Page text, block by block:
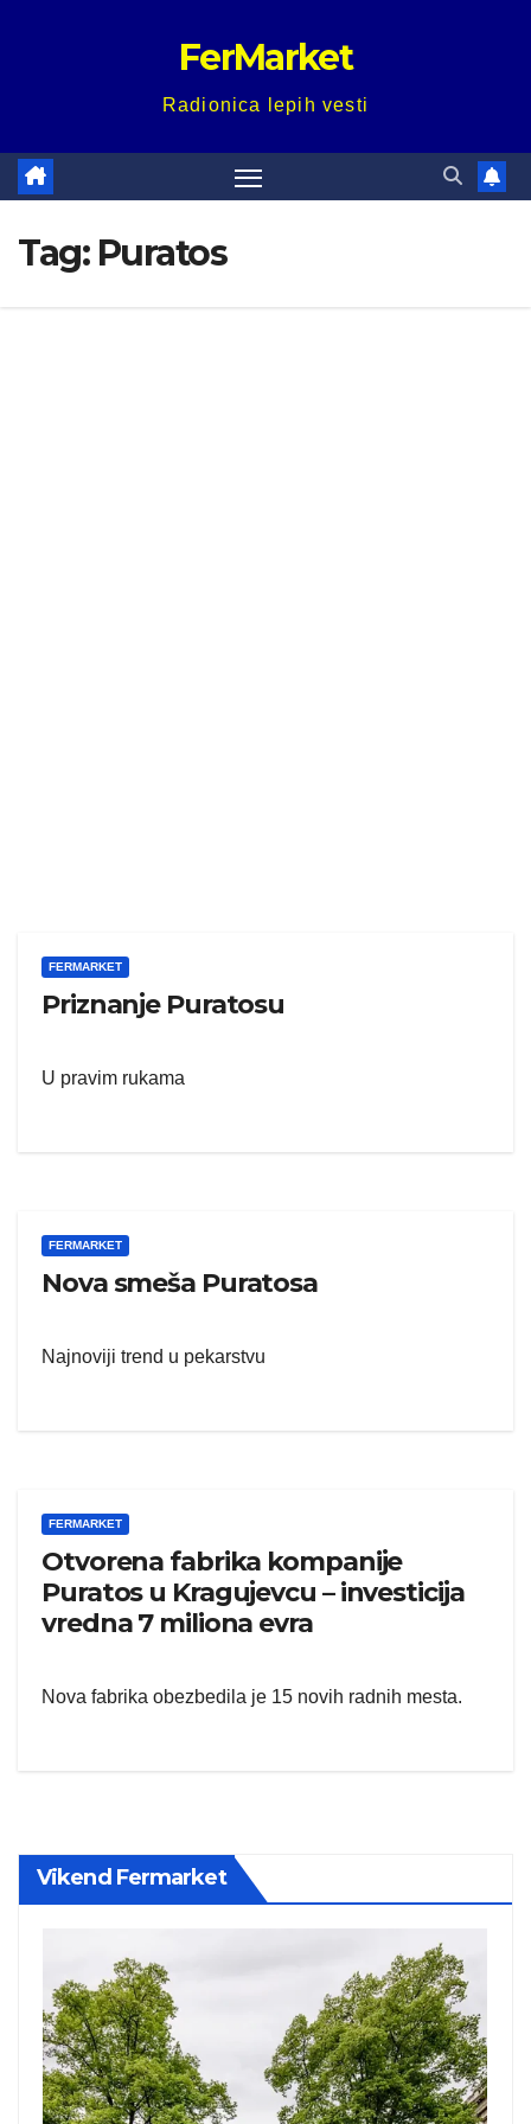
FerMarket
Radionica lepih vesti
Tag: Puratos
FERMARKET
Priznanje Puratosu
U pravim rukama
FERMARKET
Nova smeša Puratosa
Najnoviji trend u pekarstvu
FERMARKET
Otvorena fabrika kompanije
Puratos u Kragujevcu – investicija
vredna 7 miliona evra
Nova fabrika obezbedila je 15 novih radnih mesta.
Vikend Fermarket